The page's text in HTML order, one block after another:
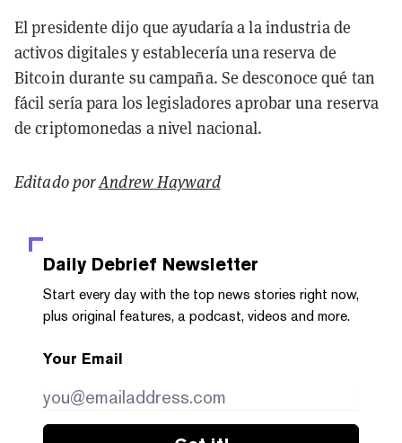
El presidente dijo que ayudaría a la industria de
activos digitales y establecería una reserva de
Bitcoin durante su campaña. Se desconoce qué tan
fácil sería para los legisladores aprobar una reserva
de criptomonedas a nivel nacional.
Editado porAndrew Hayward
Daily Debrief Newsletter
Start every day with the top news stories right now,
plus original features, a podcast, videos and more.
Your Email